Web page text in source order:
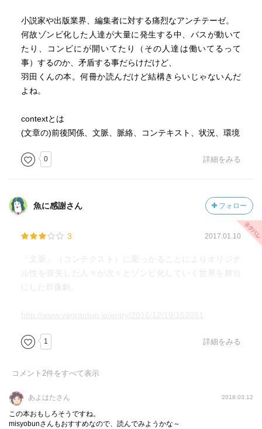
よ。傾向と対策の向こう側に・・・どうやっていけるか？
そんなことを考えるキッカケになったよ。
ら文壇が語られます。なので、ゾンビ小説よりは、文学チ
ック。
面白いのは、過去の文豪がゾンビとして復活することやワ
なく失敗したらゾンビは爆死というのも普通のゾンビ設定
ィなのでしょうか。ゾンビによって復活するKや最後は、受
賞書評で締める辺りもパニック系ではない形で書きたかっ
び感があり、もう少しコンパクトにした方がテンポも出て
良かったのではと感じました。
小説家や出版業界、編集者に対する痛烈なアンチテーゼ。
何故ゾンビ化した人達が大量に発生する中、バスが動いて
たり、コンビにが開いてたり（その人達は働いてるって
事）するのか、矛盾する事だらけだけど、
羽田くんの本。何冊か読んだけど結構きらいじゃないんだ
よね。
contextとは
(文章の)前後関係、文脈、脈絡、コンテキスト、状況、環境
0 詳細をみる
魚に感謝さん フォロー
3 2017.01.10
「文脈」（コンテクスト）に乗っかることによりオリジナ
ル性を喪失した人々が次々とゾンビ化していく世界を舞台
にした群像劇。
1 詳細をみる
コメント 2件をすべて表示
あよはたさん 2018.03.12
この本おもしろそうですね。
misyobunさんもおすすめなので、読んでみようかな～